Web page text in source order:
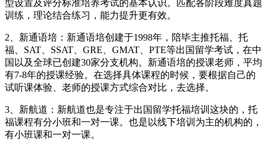
型设置及评分标准培养考试的基本认识。匹配各阶段难度真题
训练，理论结合练习，能力提升更有效。
2、新通语培：新通语培创建于1998年，陪毕主推托福、托
福、SAT、SSAT、GRE、GMAT、PTE等出国留学考试，在中
国以及全球已创建30家分支机构。新通语培的授课老师，平均
有7-8年的授课经验。在选择具体课程的时候，要根据自己的
试听课体验、老师的授课方式综合对比，去选择。
3、新航道：新航道也是专注于出国留学托福培训这块的，托
福课程有分小班和一对一课。也是以线下培训为主的机构的，
有小班课和一对一课。